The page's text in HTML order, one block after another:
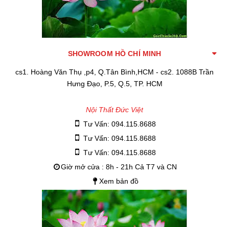
SHOWROOM HỒ CHÍ MINH
cs1. Hoàng Văn Thụ ,p4, Q.Tân Bình,HCM - cs2. 1088B Trần
Hưng Đạo, P.5, Q.5, TP. HCM
Nội Thất Đức Việt
Tư Vấn: 094.115.8688
Tư Vấn: 094.115.8688
Tư Vấn: 094.115.8688
Giờ mở cửa : 8h - 21h Cả T7 và CN
Xem bản đồ